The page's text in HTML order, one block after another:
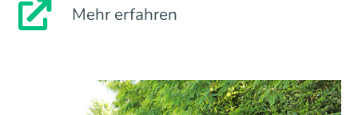
Mehr erfahren